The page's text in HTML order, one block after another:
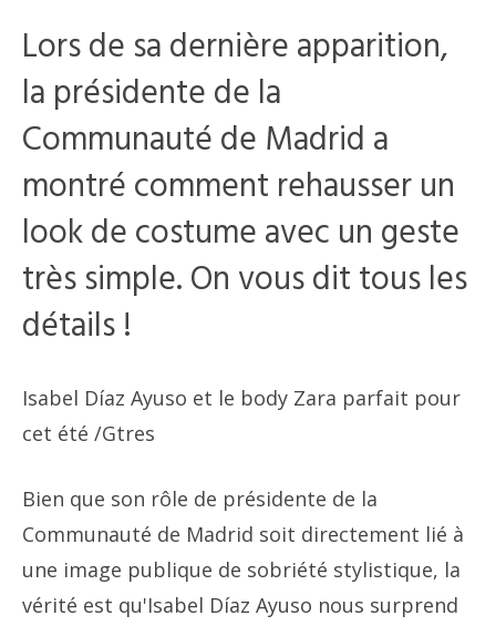
Lors de sa dernière apparition,
la présidente de la
Communauté de Madrid a
montré comment rehausser un
look de costume avec un geste
très simple. On vous dit tous les
détails !
Isabel Díaz Ayuso et le body Zara parfait pour
cet été /Gtres
Bien que son rôle de présidente de la
Communauté de Madrid soit directement lié à
une image publique de sobriété stylistique, la
vérité est qu'Isabel Díaz Ayuso nous surprend